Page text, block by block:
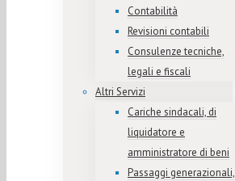
Contabilità
Revisioni contabili
Consulenze tecniche,
legali e fiscali
Altri Servizi
Cariche sindacali, di
liquidatore e
amministratore di beni
Passaggi generazionali,